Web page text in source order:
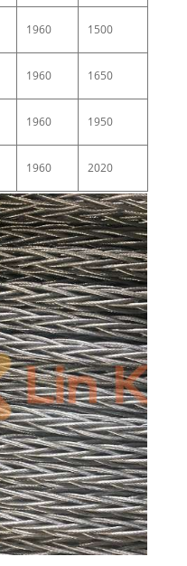
1960 1500
1960 1650
1960 1950
1960 2020